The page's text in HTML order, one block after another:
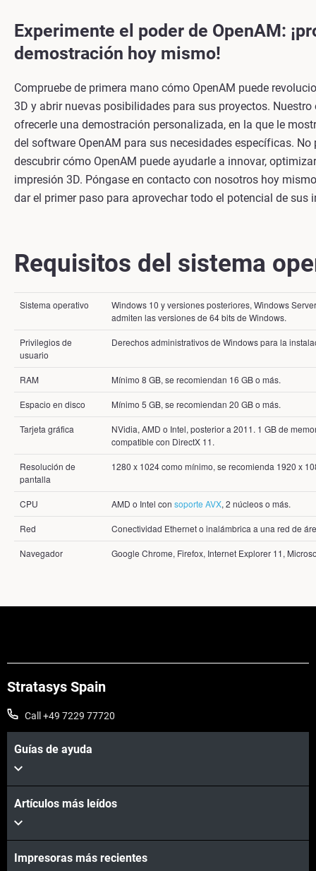
Experimente el poder de OpenAM:
demostración hoy mismo!
Compruebe de primera mano cómo OpenAM puede
3D y abrir nuevas posibilidades para sus proyectos.
ofrecerle una demostración personalizada, en la que le
del software OpenAM para sus necesidades específicas.
descubrir cómo OpenAM puede ayudarle a innovar,
impresión 3D. Póngase en contacto con nosotros hoy
dar el primer paso para aprovechar todo el potencial de sus
Requisitos del sistema
Sistema operativo
Windows 10 y versiones posteriores, Windows
admiten las versiones de 64 bits de Windows.
Privilegios de
usuario
Derechos administrativos de Windows para la
RAM Mínimo 8 GB, se recomiendan 16 GB o más.
Espacio en disco Mínimo 5 GB, se recomiendan 20 GB o más.
Tarjeta gráfica
NVidia, AMD o Intel, posterior a 2011. 1 GB de
compatible con DirectX 11.
Resolución de
pantalla
1280 x 1024 como mínimo, se recomienda 1920 x
CPU AMD o Intel con soporte AVX, 2 núcleos o más.
Red Conectividad Ethernet o inalámbrica a una red de
Navegador Google Chrome, Firefox, Internet Explorer 11,
Stratasys Spain
Call +49 7229 77720
Guías de ayuda
Artículos más leídos
Impresoras más recientes